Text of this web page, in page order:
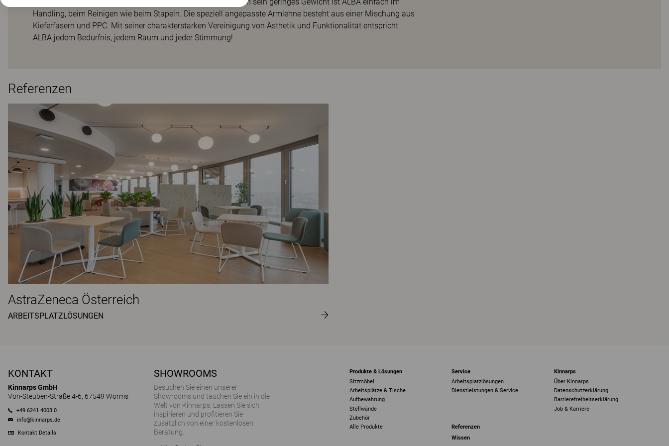
Handling, beim Reinigen wie beim Stapeln. Die speziell angepasste Armlehne besteht aus einer Mischung aus
Kieferfasern und PPC. Mit seiner charakterstarken Vereinigung von Ästhetik und Funktionalität entspricht
ALBA jedem Bedürfnis, jedem Raum und jeder Stimmung!
Referenzen
AstraZeneca Österreich
ARBEITSPLATZLÖSUNGEN
KONTAKT
Kinnarps GmbH
Von-Steuben-Straße 4-6, 67549 Worms
+49 6241 4003 0
info@kinnarps.de
Kontakt Details
SHOWROOMS
Besuchen Sie einen unserer
Showrooms und tauchen Sie ein in die
Welt von Kinnarps. Lassen Sie sich
inspirieren und profitieren Sie
zusätzlich von einer kostenlosen
Beratung.
Produkte & Lösungen
Sitzmöbel
Arbeitsplätze & Tische
Aufbewahrung
Stellwände
Zubehör
Alle Produkte
Service
Arbeitsplatzlösungen
Dienstleistungen & Service
Kinnarps
Über Kinnarps
Datenschutzerklärung
Barrierefreiheits­erklärung
Job & Karriere
Referenzen
Wissen